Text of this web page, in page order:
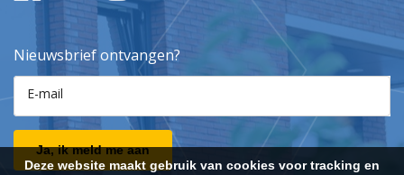
Nieuwsbrief ontvangen?
E-mail
Ja, ik meld me aan
Deze website maakt gebruik van cookies voor tracking en